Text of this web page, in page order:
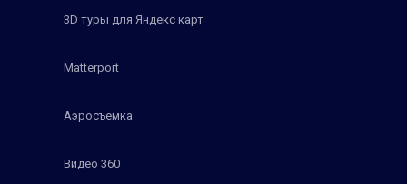
3D туры для Яндекс карт
Matterport
Аэросъемка
Видео 360